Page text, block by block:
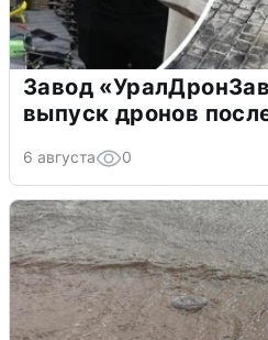
Завод
выпуск дронов
6 августа 0